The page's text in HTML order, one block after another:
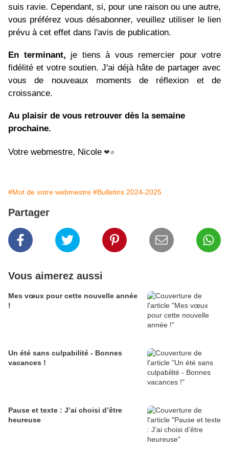
suis ravie. Cependant, si, pour une raison ou une autre,
vous préférez vous désabonner, veuillez utiliser le lien
prévu à cet effet dans l'avis de publication.
En terminant, je tiens à vous remercier pour votre
fidélité et votre soutien. J'ai déjà hâte de partager avec
vous de nouveaux moments de réflexion et de
croissance.
Au plaisir de vous retrouver dès la semaine
prochaine.
Votre webmestre, Nicole ❤⭐
#Mot de votre webmestre #Bulletins 2024-2025
Partager
Vous aimerez aussi
Mes vœux pour cette nouvelle année
!
Un été sans culpabilité - Bonnes
vacances !
Pause et texte : J’ai choisi d’être
heureuse